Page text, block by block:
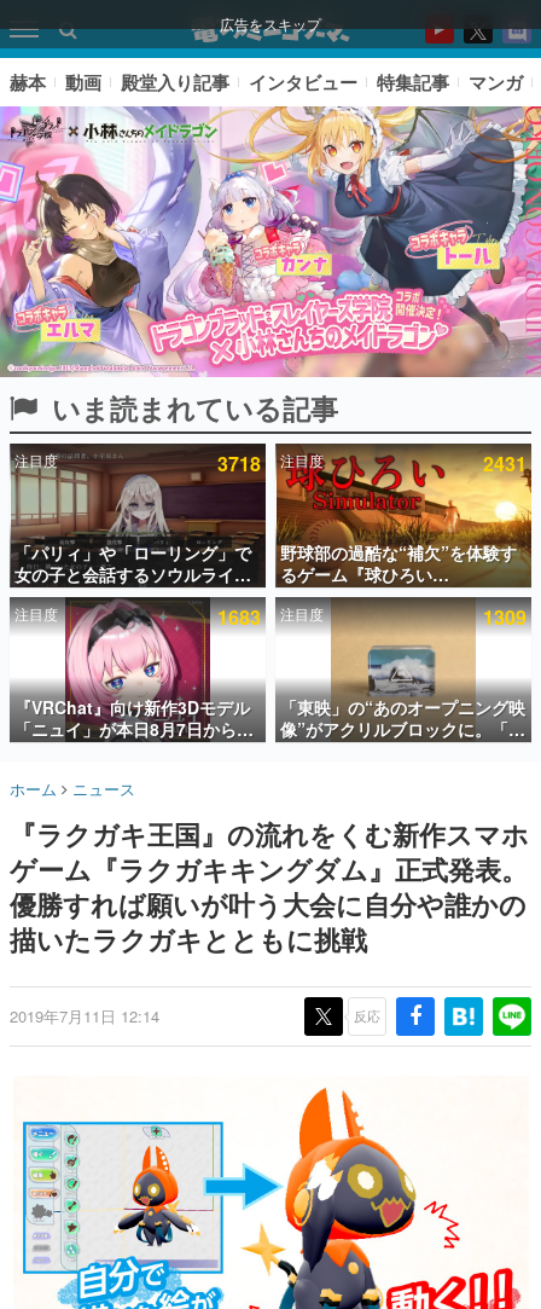
広告をスキップ
ピックアップ
電ファミのいま読まれている記事ランキング
アプリセール情報
インタビュー
連載・特集一覧
殿堂入り記事
SNS拡散数が数千以上！ ページビュー数万以上！ などな
ど。多くの人々に読まれた、電ファミ渾身の“殿堂入り”記
事をまとめました。
名作ゲームクリエイターの方々に製作時のエピソードをお
きます。
赫本
この物語を解いてはいけない。『赫本』は、〈試験問題〉
の形をした短編ホラー小説集です。
これからのデジタルゲーム市場を担う若きクリエイター達
の姿を追い、彼らのルーツと情熱を探っていきます。
日本のコンテンツ産業やカルチャーに与えた影響を探る企
画です。
日本モバイルゲーム産業史
日本のモバイルゲーム史における主要なトピック・タイト
ルを網羅するほか、開発者へのインタビューや識者による
解説を掲載。約20年の歴史が一望できる決定版！
若ゲのいたり〜ゲームクリエイターの青春〜
『うつヌケ』『ペンと箸』等で知られるマンガ家・田中圭
一先生によるゲーム業界レポートマンガです。
赫本 動画 殿堂入り記事 インタビュー 特集記事 マンガ
いま読まれている記事
注目度 3718
「パリィ」や「ローリング」で
女の子と会話するソウルライク
恋愛ゲーム『小早川さんはソウ
ルライク』無料公開。返事に失
敗すると「YOU DIED」
注目度 2431
野球部の過酷な“補欠”を体験す
るゲーム『球ひろい
Simulator』が「1件」のウィッ
シュリストをもとにチェコ語に
対応しSNSで話題に。『キング
ダム・カム』開発元やチェコの
プロ野球選手から称賛の声
注目度 1683
『VRChat』向け新作3Dモデル
「ニュイ」が本日8月7日から
BOOTHにて発売。瞳に光る星
わいい
注目度 1309
「東映」の“あのオープニング映
像”がアクリルブロックに。「東
映ヒストリカル グッズコレクシ
ホーム ニュース
『ラクガキ王国』の流れをくむ新作スマホ
ゲーム『ラクガキキングダム』正式発表。
優勝すれば願いが叶う大会に自分や誰かの
描いたラクガキとともに挑戦
2019年7月11日 12:14 反応